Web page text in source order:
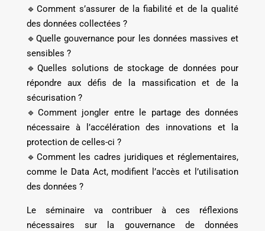
🔹Comment s’assurer de la fiabilité et de la qualité
des données collectées ?
🔹Quelle gouvernance pour les données massives et
sensibles ?
🔹Quelles solutions de stockage de données pour
répondre aux défis de la massification et de la
sécurisation ?
🔹Comment jongler entre le partage des données
nécessaire à l’accélération des innovations et la
protection de celles-ci ?
🔹Comment les cadres juridiques et réglementaires,
comme le Data Act, modifient l’accès et l’utilisation
des données ?
Le séminaire va contribuer à ces réflexions
nécessaires sur la gouvernance de données